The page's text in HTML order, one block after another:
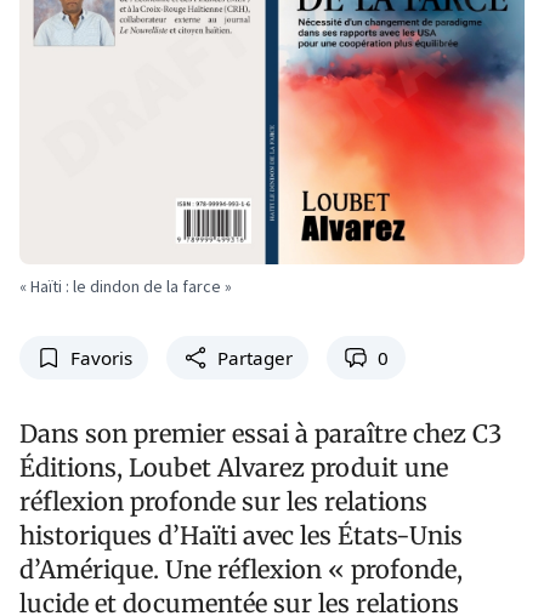
« Haïti : le dindon de la farce »
Favoris Partager 0
Dans son premier essai à paraître chez C3
Éditions, Loubet Alvarez produit une
réflexion profonde sur les relations
historiques d’Haïti avec les États-Unis
d’Amérique. Une réflexion « profonde,
lucide et documentée sur les relations